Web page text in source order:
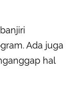
Ada juga
hal